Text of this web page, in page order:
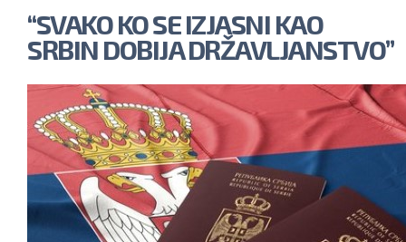
“SVAKO KO SE IZJASNI KAO
SRBIN DOBIJA DRŽAVLJANSTVO”